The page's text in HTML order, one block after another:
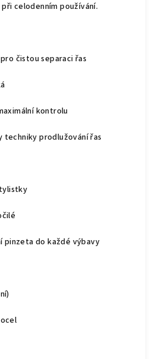
celodenním používání.
čistou separaci řas
kontrolu
techniky prodlužování řas
pinzeta do každé výbavy